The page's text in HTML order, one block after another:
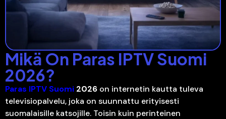
Mikä On Paras IPTV Suomi
2026?
Paras IPTV Suomi 2026 on internetin kautta tuleva
televisiopalvelu, joka on suunnattu erityisesti
suomalaisille katsojille. Toisin kuin perinteinen